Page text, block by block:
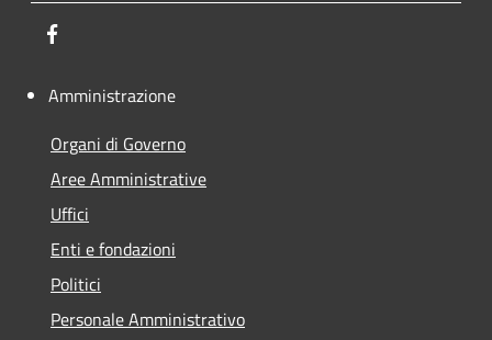
Amministrazione
Organi di Governo
Aree Amministrative
Uffici
Enti e fondazioni
Politici
Personale Amministrativo